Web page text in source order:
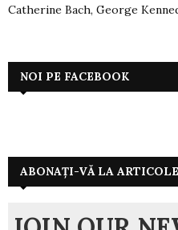
Catherine Bach, George
NOI PE FACEBOOK
ABONAȚI-VĂ LA